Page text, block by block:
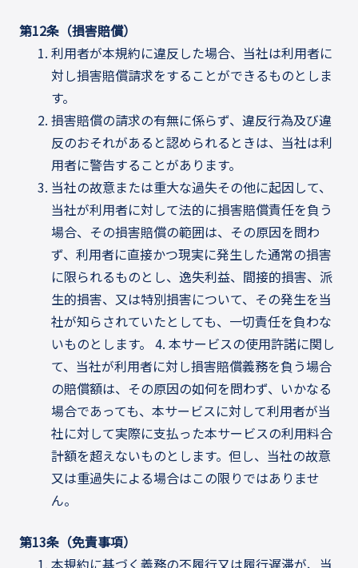
第12条（損害賠償）
利用者が本規約に違反した場合、当社は利用者に
対し損害賠償請求をすることができるものとしま
す。
損害賠償の請求の有無に係らず、違反行為及び違
反のおそれがあると認められるときは、当社は利
用者に警告することがあります。
当社の故意または重大な過失その他に起因して、
当社が利用者に対して法的に損害賠償責任を負う
場合、その損害賠償の範囲は、その原因を問わ
ず、利用者に直接かつ現実に発生した通常の損害
に限られるものとし、逸失利益、間接的損害、派
生的損害、又は特別損害について、その発生を当
社が知らされていたとしても、一切責任を負わな
いものとします。 4. 本サービスの使用許諾に関し
て、当社が利用者に対し損害賠償義務を負う場合
の賠償額は、その原因の如何を問わず、いかなる
場合であっても、本サービスに対して利用者が当
社に対して実際に支払った本サービスの利用料合
計額を超えないものとします。但し、当社の故意
又は重過失による場合はこの限りではありませ
ん。
第13条（免責事項）
本規約に基づく義務の不履行又は履行遅滞が、当